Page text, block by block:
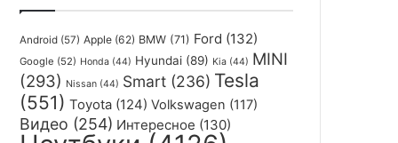
Android (57) Apple (62) BMW (71) Ford (132)
Google (52) Honda (44) Hyundai (89) Kia (44) MINI
(293) Nissan (44) Smart (236) Tesla
(551) Toyota (124) Volkswagen (117)
Видео (254) Интересное (130)